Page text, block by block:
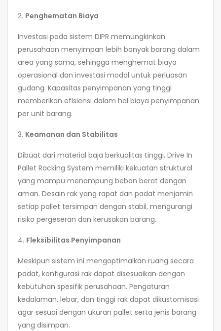
2. Penghematan Biaya
Investasi pada sistem DIPR memungkinkan
perusahaan menyimpan lebih banyak barang dalam
area yang sama, sehingga menghemat biaya
operasional dan investasi modal untuk perluasan
gudang. Kapasitas penyimpanan yang tinggi
memberikan efisiensi dalam hal biaya penyimpanan
per unit barang.
3. Keamanan dan Stabilitas
Dibuat dari material baja berkualitas tinggi, Drive In
Pallet Racking System memiliki kekuatan struktural
yang mampu menampung beban berat dengan
aman. Desain rak yang rapat dan padat menjamin
setiap pallet tersimpan dengan stabil, mengurangi
risiko pergeseran dan kerusakan barang.
4. Fleksibilitas Penyimpanan
Meskipun sistem ini mengoptimalkan ruang secara
padat, konfigurasi rak dapat disesuaikan dengan
kebutuhan spesifik perusahaan. Pengaturan
kedalaman, lebar, dan tinggi rak dapat dikustomisasi
agar sesuai dengan ukuran pallet serta jenis barang
yang disimpan.